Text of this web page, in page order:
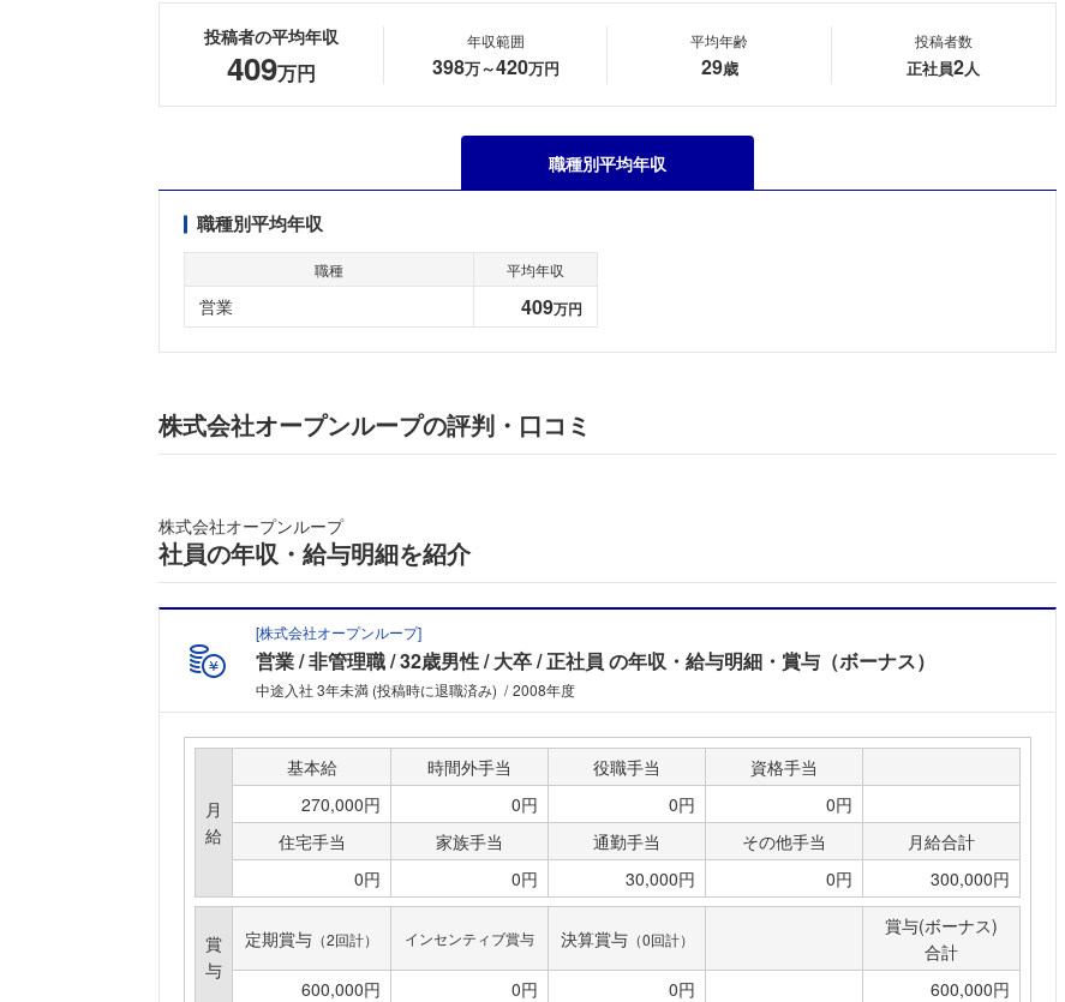
こちらの企業もフォローしませんか？
投稿者の平均年収
409万円
年収範囲
398万～420万円
平均年齢
29歳
投稿者数
正社員2人
職種別平均年収
職種別平均年収
職種 平均年収
営業 409万円
株式会社オープンループの評判・口コミ
株式会社オープンループ
社員の年収・給与明細を紹介
[株式会社オープンループ]
営業 非管理職 32歳男性 大卒 正社員 の年収・給与明細・賞与（ボーナス）
中途入社 3年未満 (投稿時に退職済み) 2008年度
月
給
基本給 時間外手当 役職手当
資格手当
270,000円
0円 0円
0円
住宅手当
家族手当 通勤手当 その他手当
月給合計
0円
0円 30,000円 0円 300,000円
賞
与
定期賞与 （2回計） インセンティブ賞与 決算賞与（0回計）
賞与(ボーナス)
合計
600,000円
0円 0円 600,000円